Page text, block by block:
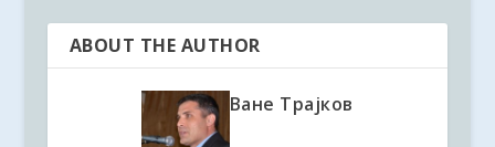
ABOUT THE AUTHOR
Ване Трајков